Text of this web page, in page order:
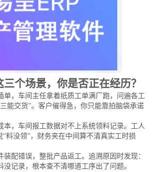
个场景，你是否正在经历？
单，车间主任拿着纸质工单满厂跑，问遍各工
能交货”。客户催得急，你只能靠拍脑袋承诺
本，车间报工数据对不上系统领料记录。工人
“料没领”，财务夹在中间算不清真实工时损
装配错误，整批产品返工。追溯原因时发现：
没记录，根本查不清哪道工序出了问题。